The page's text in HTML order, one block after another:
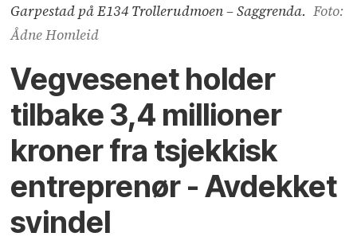
Garpestad på E134 Trollerudmoen – Saggrenda. Foto:
Ådne Homleid
Vegvesenet holder
tilbake 3,4 millioner
kroner fra tsjekkisk
entreprenør - Avdekket
svindel